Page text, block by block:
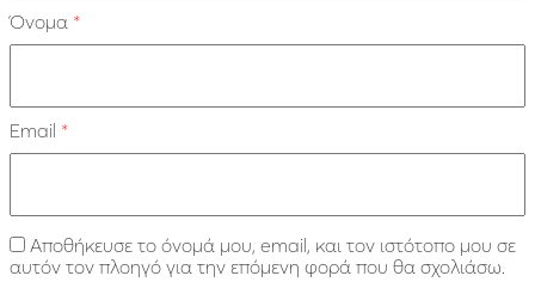
Όνομα *
Email *
Αποθήκευσε το όνομά μου, email, και τον ιστότοπο μου σε
αυτόν τον πλοηγό για την επόμενη φορά που θα σχολιάσω.